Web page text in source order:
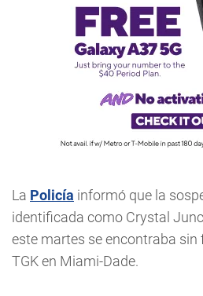
La Policía informó que la
identificada como Crystal
este martes se encontraba sin
TGK en Miami-Dade.